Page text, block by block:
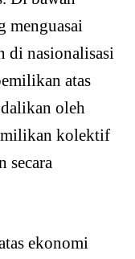
menguasai
di nasionalisasi
atas
oleh
kolektif
secara
ekonomi